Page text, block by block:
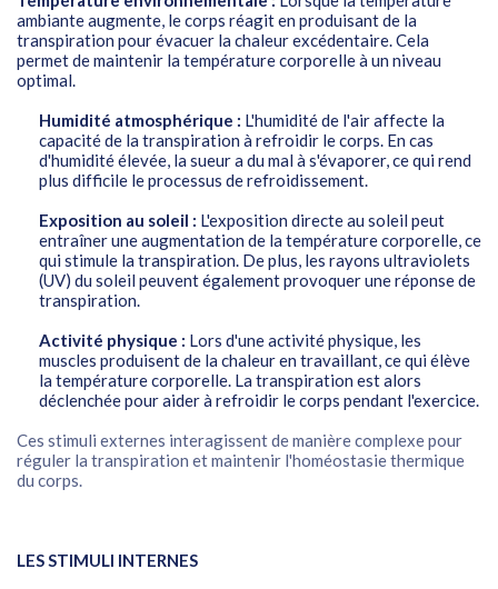
ambiante augmente, le corps réagit en produisant de la
transpiration pour évacuer la chaleur excédentaire. Cela
permet de maintenir la température corporelle à un niveau
optimal.
Humidité atmosphérique : L'humidité de l'air affecte la
capacité de la transpiration à refroidir le corps. En cas
d'humidité élevée, la sueur a du mal à s'évaporer, ce qui rend
plus difficile le processus de refroidissement.
Exposition au soleil : L'exposition directe au soleil peut
entraîner une augmentation de la température corporelle, ce
qui stimule la transpiration. De plus, les rayons ultraviolets
(UV) du soleil peuvent également provoquer une réponse de
transpiration.
Activité physique : Lors d'une activité physique, les
muscles produisent de la chaleur en travaillant, ce qui élève
la température corporelle. La transpiration est alors
déclenchée pour aider à refroidir le corps pendant l'exercice.
Ces stimuli externes interagissent de manière complexe pour
réguler la transpiration et maintenir l'homéostasie thermique
du corps.
LES STIMULI INTERNES